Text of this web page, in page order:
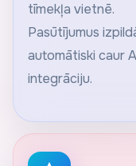
tīmekļa vietnē.
Pasūtījumus
automātiski caur
integrāciju.